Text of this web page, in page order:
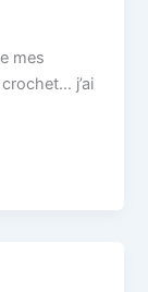
mes
j’ai